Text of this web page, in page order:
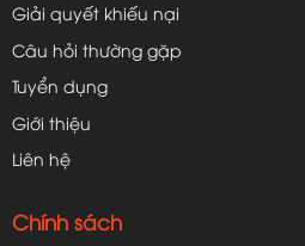
Giải quyết khiếu nại
Câu hỏi thường gặp
Tuyển dụng
Giới thiệu
Liên hệ
Chính sách